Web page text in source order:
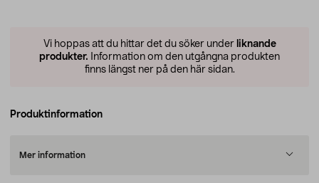
Vi hoppas att du hittar det du söker under liknande
produkter. Information om den utgångna produkten
finns längst ner på den här sidan.
Produktinformation
Mer information